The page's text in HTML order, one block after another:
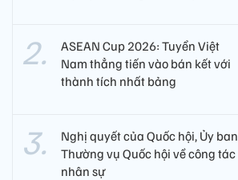
ASEAN Cup 2026: Tuyển Việt
Nam thẳng tiến vào bán kết với
thành tích nhất bảng
Nghị quyết của Quốc hội, Ủy ban
Thường vụ Quốc hội về công tác
nhân sự